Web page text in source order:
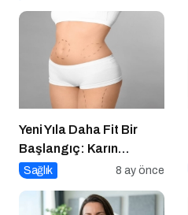
Yeni Yıla Daha Fit Bir
Başlangıç: Karın
Germede Op. Dr.
Uzmanlığı
Sağlık 8 ay önce